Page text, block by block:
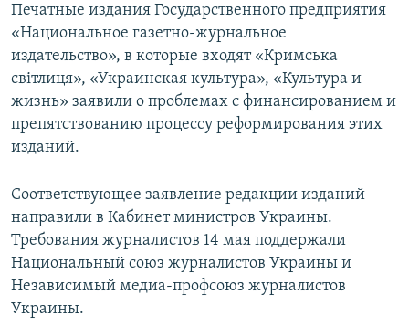
Печатные издания Государственного предприятия
«Национальное газетно-журнальное
издательство», в которые входят «Кримська
світлиця», «Украинская культура», «Культура и
жизнь» заявили о проблемах с финансированием и
препятствованию процессу реформирования этих
изданий.
Соответствующее заявление редакции изданий
направили в Кабинет министров Украины.
Требования журналистов 14 мая поддержали
Национальный союз журналистов Украины и
Независимый медиа-профсоюз журналистов
Украины.